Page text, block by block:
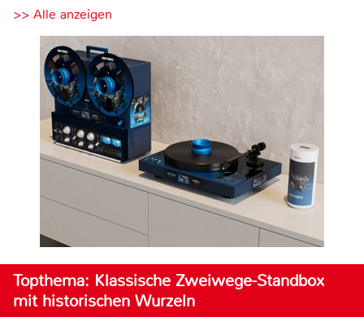
>> Alle anzeigen
Topthema: Klassische Zweiwege-Standbox
mit historischen Wurzeln